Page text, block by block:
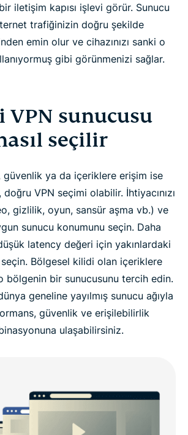
iletişim kapısı işlevi görür. Sunucu
trafiğinizin doğru şekilde
emin olur ve cihazınızı sanki o
gibi görünmenizi sağlar.
VPN sunucusu
seçilir
güvenlik ya da içeriklere erişim ise
VPN seçimi olabilir. İhtiyacınızı
gizlilik, oyun, sansür aşma vb.) ve
sunucu konumunu seçin. Daha
latency değeri için yakınlardaki
Bölgesel kilidi olan içeriklere
bölgenin bir sunucusunu tercih edin.
geneline yayılmış sunucu ağıyla
güvenlik ve erişilebilirlik
ulaşabilirsiniz.